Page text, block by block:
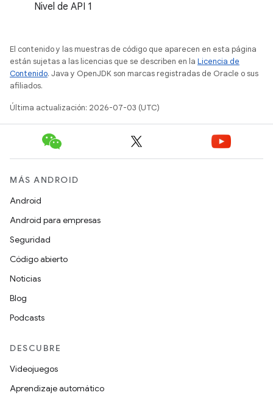
Nivel de API 1
El contenido y las muestras de código que aparecen en esta página
están sujetas a las licencias que se describen en la Licencia de
Contenido. Java y OpenJDK son marcas registradas de Oracle o sus
afiliados.
Última actualización: 2026-07-03 (UTC)
MÁS ANDROID
Android
Android para empresas
Seguridad
Código abierto
Noticias
Blog
Podcasts
DESCUBRE
Videojuegos
Aprendizaje automático